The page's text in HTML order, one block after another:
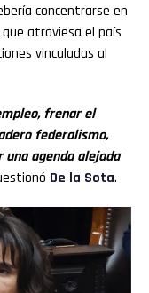
concentrarse en
atraviesa el país
vinculadas al
frenar el
federalismo,
agenda alejada
De la Sota.